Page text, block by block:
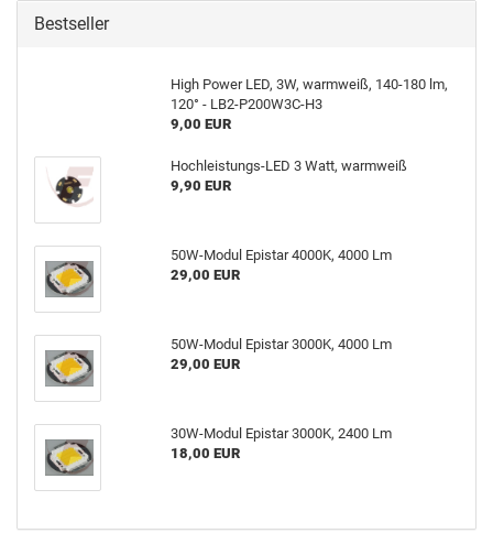
Bestseller
High Power LED, 3W, warmweiß, 140-180 lm,
120° - LB2-P200W3C-H3
9,00 EUR
Hochleistungs-LED 3 Watt, warmweiß
9,90 EUR
50W-Modul Epistar 4000K, 4000 Lm
29,00 EUR
50W-Modul Epistar 3000K, 4000 Lm
29,00 EUR
30W-Modul Epistar 3000K, 2400 Lm
18,00 EUR